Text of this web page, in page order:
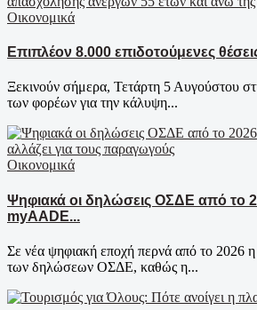
Οικονομικά
Επιπλέον 8.000 επιδοτούμενες
Ξεκινούν σήμερα, Τετάρτη 5 Αυγούστου
των φορέων για την κάλυψη...
Οικονομικά
Ψηφιακά οι δηλώσεις ΟΣΔΕ από το
myAADE...
Σε νέα ψηφιακή εποχή περνά από το 2026 η
των δηλώσεων ΟΣΔΕ, καθώς η...